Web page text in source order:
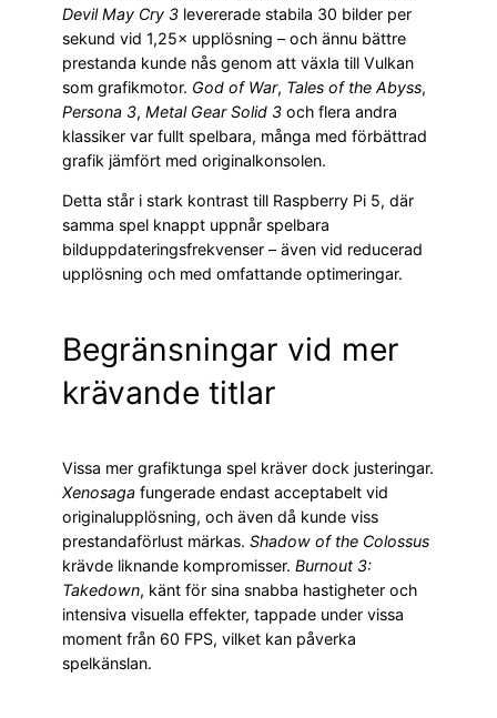
Devil May Cry 3 levererade stabila 30 bilder per
sekund vid 1,25× upplösning – och ännu bättre
prestanda kunde nås genom att växla till Vulkan
som grafikmotor. God of War, Tales of the Abyss,
Persona 3, Metal Gear Solid 3 och flera andra
klassiker var fullt spelbara, många med förbättrad
grafik jämfört med originalkonsolen.
Detta står i stark kontrast till Raspberry Pi 5, där
samma spel knappt uppnår spelbara
bilduppdateringsfrekvenser – även vid reducerad
upplösning och med omfattande optimeringar.
Begränsningar vid mer
krävande titlar
Vissa mer grafiktunga spel kräver dock justeringar.
Xenosaga fungerade endast acceptabelt vid
originalupplösning, och även då kunde viss
prestandaförlust märkas. Shadow of the Colossus
krävde liknande kompromisser. Burnout 3:
Takedown, känt för sina snabba hastigheter och
intensiva visuella effekter, tappade under vissa
moment från 60 FPS, vilket kan påverka
spelkänslan.